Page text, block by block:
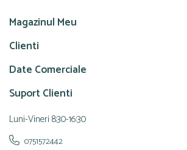
Magazinul Meu
Clienti
Date Comerciale
Suport Clienti
Luni-Vineri 8:30-16:30
0751572442